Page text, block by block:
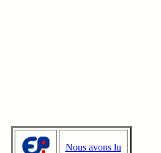
Nous avons lu